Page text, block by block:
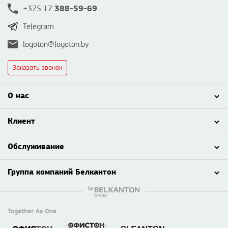
+375 17 388-59-69
Telegram
logoton@logoton.by
Заказать звонок
О нас
Клиент
Обслуживание
Группа компаний Белкантон
Together As One